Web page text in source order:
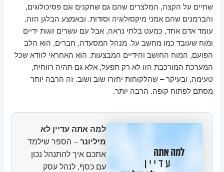
שחיים על הקצה, המלצרים שהם גם שחקנים וגם פסיכולוגים,
והברמנים שהם אמני מיקסולוגיה וסודות. ובאמצע הבלגן הזה,
עומד אדם אחד, כמעט בלתי נראה, אבל עם עשרים זוגות ידיים
ומוח שעובד כמו מחשב על. מנהל המסעדה, חברים, הוא הלב
הפועם, המוח החושב והידיים המבצעות. הוא האחראי לוודא שכל
המערכת המורכבת הזו לא רק תפעל, אלא גם תהיה רווחית,
טעימה, ובעיקר – שהלקוחות יחזרו שוב ושוב. זה הרבה יותר
מסתם לפתוח קופה. הרבה יותר.
למה אתה עדיין לא
מיליונר – הספר שילמד
אתכם איך להתנהל נכון
עם כסף, לנהל עסק